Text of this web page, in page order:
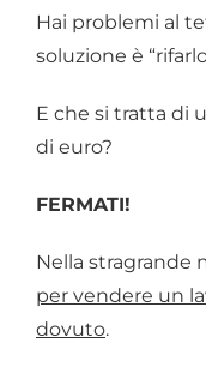
Hai problemi al
soluzione è
E che si tratta di
di euro?
FERMATI!
Nella stragrande
per vendere un
dovuto.